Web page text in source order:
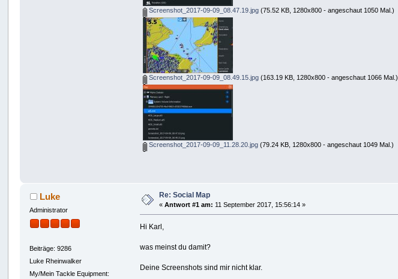
Screenshot_2017-09-09_08.47.19.jpg (75.52 KB, 1280x800 - angeschaut 1050 Mal.)
Screenshot_2017-09-09_08.49.15.jpg (163.19 KB, 1280x800 - angeschaut 1066 Mal.)
Screenshot_2017-09-09_11.28.20.jpg (79.24 KB, 1280x800 - angeschaut 1049 Mal.)
Luke
Administrator
Beiträge: 9286
Luke Rheinwalker
My/Mein Tackle Equipment:
Re: Social Map
«Antwort #1 am: 11 September 2017, 15:56:14 »
Hi Karl,
was meinst du damit?
Deine Screenshots sind mir nicht klar.